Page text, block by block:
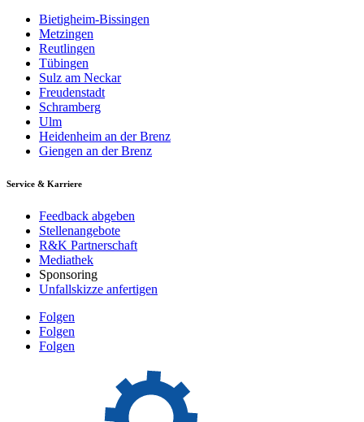
Bietigheim-Bissingen
Metzingen
Reutlingen
Tübingen
Sulz am Neckar
Freudenstadt
Schramberg
Ulm
Heidenheim an der Brenz
Giengen an der Brenz
Service & Karriere
Feedback abgeben
Stellenangebote
R&K Partnerschaft
Mediathek
Sponsoring
Unfallskizze anfertigen
Folgen
Folgen
Folgen